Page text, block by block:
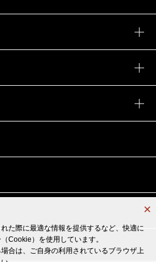
た際に最適な情報を提供するなど、快適に
Cookie）を使用しています。
合は、ご自身の利用されているブラウザ上
た際に最適な情報を提供するなど、快適に
Cookie）を使用しています。
合は、ご自身の利用されているブラウザ上